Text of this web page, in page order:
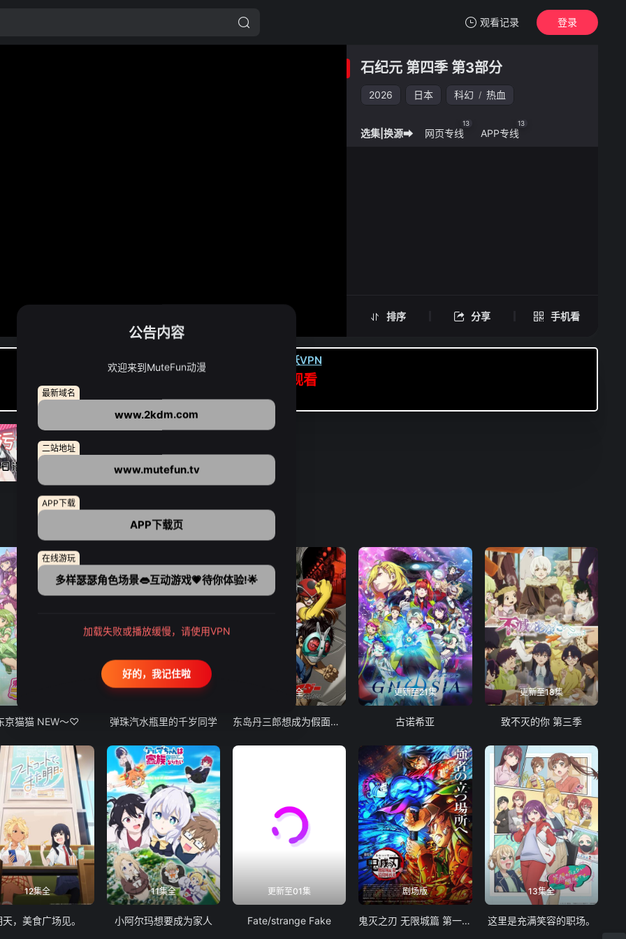
观看记录
我的观影记录
石纪元 第四季 第3部分
登录
石纪元 第四季 第3部分
2026 日本 科幻 / 热血
排序 分享 手机看
选集|换源➡ 网页专线
13
APP专线
13
卡顿请翻墙(亚洲节点优先): 下载虎跃VPN
APP高速专线可前往APP观看
点我下载APP（仅安卓/苹果暂无）
京猫猫 NEW～♡
13集全
弹珠汽水瓶里的千岁同学
24集全
东岛丹三郎想成为假面骑士
更新至21集
古诺希亚
更新至18集
致不灭的你 第三季
12集全
天，美食广场见。
11集全
小阿尔玛想要成为家人
更新至01集
Fate/strange Fake
剧场版
鬼灭之刃 无限城篇 第一章 猗窝座再袭
13集全
这里是充满笑容的职场。
公告内容
欢迎来到MuteFun动漫
最新域名
www.2kdm.com
二站地址
www.mutefun.tv
APP下载
APP下载页
在线游玩
多样瑟瑟角色场景👄互动游戏💗待你体验!🌟
加载失败或播放缓慢，请使用VPN
好的，我记住啦